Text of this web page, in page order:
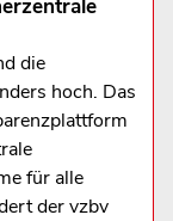
die
hoch. Das
für alle
der vzbv